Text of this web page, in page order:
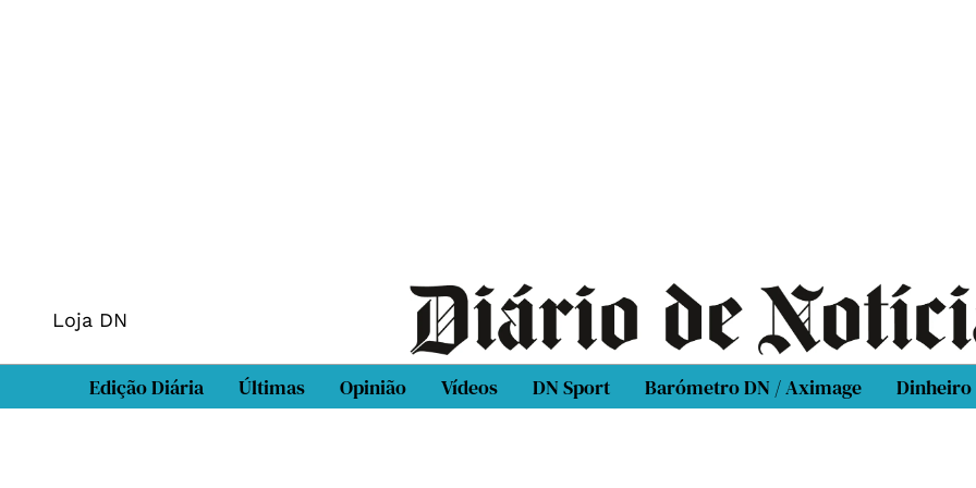
Loja DN
Edição Diária Últimas Opinião Vídeos DN Sport Barómetro DN / Aximage Dinheiro